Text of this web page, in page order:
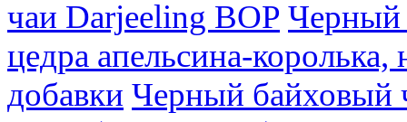
чаи Darjeeling BOP Черный
цедра апельсина-
добавки Черный байховый